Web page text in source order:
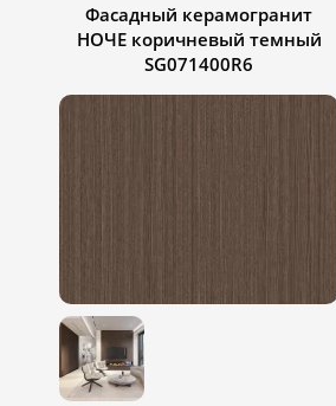
Фасадный керамогранит
НОЧЕ коричневый темный
SG071400R6